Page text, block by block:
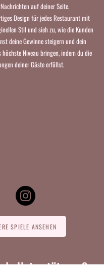
auf deiner Seite.
Design für jedes Restaurant mit
Stil und sieh zu, wie die Kunden
deine Gewinne steigern und dein
Niveau bringen, indem du die
deiner Gäste erfüllst.
SPIELE ANSEHEN
Unterstützung?